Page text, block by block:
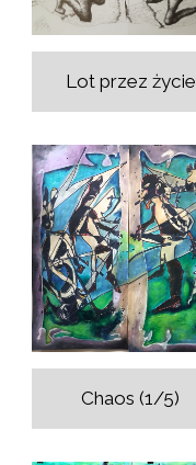
Lot przez życie
Chaos (1/5)